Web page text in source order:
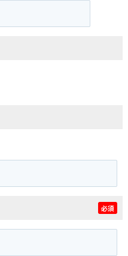
必須